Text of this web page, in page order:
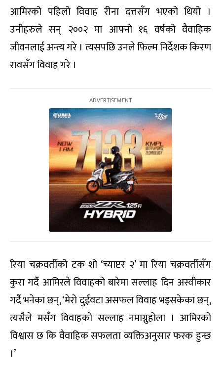
आमिरको पहिलो विवाह रीना दत्तसँग भएको थियो ।
उनीहरुले सन् २००२ मा आफ्नो १६ वर्षको वैवाहिक
जीवनलाई अन्त्य गरे । त्यसपछि उनले फिल्म निर्देशक किरण
रावसँग विवाह गरे ।
रिया चक्रवर्तीको टक शो ‘च्याप्टर २’ मा रिया चक्रवर्तीसँग
कुरा गर्दै आमिरले विवाहको बारेमा सल्लाह दिन अस्वीकार
गर्दै भनेका छन्, ‘मेरो दुईवटा असफल विवाह भइसकेका छन्,
त्यसैले मसँग विवाहको सल्लाह नमाग्नुहोला । आमिरको
विश्वास छ कि वैवाहिक सफलता व्यक्तिअनुसार फरक हुन्छ
।’